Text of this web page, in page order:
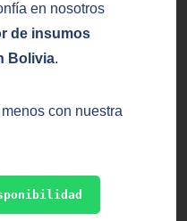
en nosotros
de insumos
Bolivia.
con nuestra